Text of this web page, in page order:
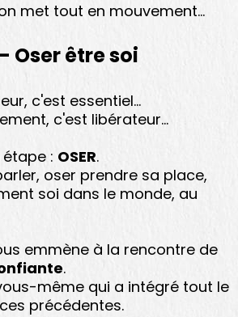
met tout en mouvement...
Oser être soi
c'est essentiel...
c'est libérateur...
: OSER.
oser prendre sa place,
soi dans le monde, au
emmène à la rencontre de
.
même qui a intégré tout le
précédentes.